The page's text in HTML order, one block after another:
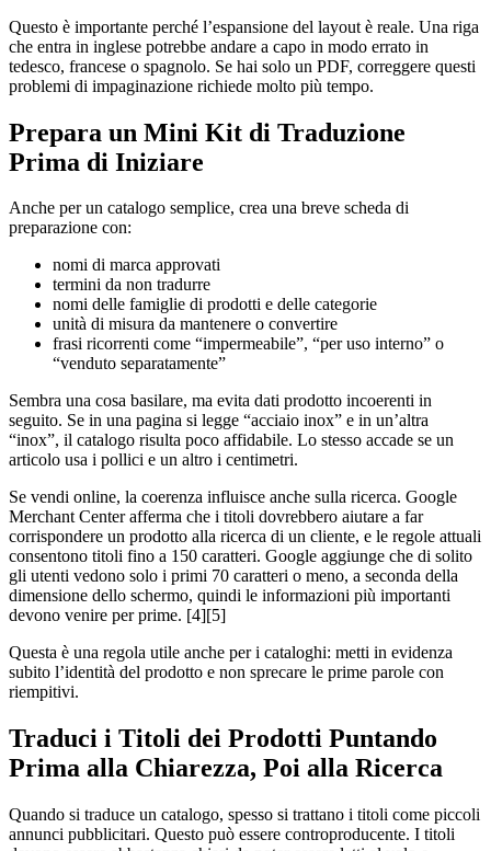
Questo è importante perché l’espansione del layout è reale. Una riga
che entra in inglese potrebbe andare a capo in modo errato in
tedesco, francese o spagnolo. Se hai solo un PDF, correggere questi
problemi di impaginazione richiede molto più tempo.
Prepara un Mini Kit di Traduzione
Prima di Iniziare
Anche per un catalogo semplice, crea una breve scheda di
preparazione con:
nomi di marca approvati
termini da non tradurre
nomi delle famiglie di prodotti e delle categorie
unità di misura da mantenere o convertire
frasi ricorrenti come “impermeabile”, “per uso interno” o
“venduto separatamente”
Sembra una cosa basilare, ma evita dati prodotto incoerenti in
seguito. Se in una pagina si legge “acciaio inox” e in un’altra
“inox”, il catalogo risulta poco affidabile. Lo stesso accade se un
articolo usa i pollici e un altro i centimetri.
Se vendi online, la coerenza influisce anche sulla ricerca. Google
Merchant Center afferma che i titoli dovrebbero aiutare a far
corrispondere un prodotto alla ricerca di un cliente, e le regole attuali
consentono titoli fino a 150 caratteri. Google aggiunge che di solito
gli utenti vedono solo i primi 70 caratteri o meno, a seconda della
dimensione dello schermo, quindi le informazioni più importanti
devono venire per prime. [4][5]
Questa è una regola utile anche per i cataloghi: metti in evidenza
subito l’identità del prodotto e non sprecare le prime parole con
riempitivi.
Traduci i Titoli dei Prodotti Puntando
Prima alla Chiarezza, Poi alla Ricerca
Quando si traduce un catalogo, spesso si trattano i titoli come piccoli
annunci pubblicitari. Questo può essere controproducente. I titoli